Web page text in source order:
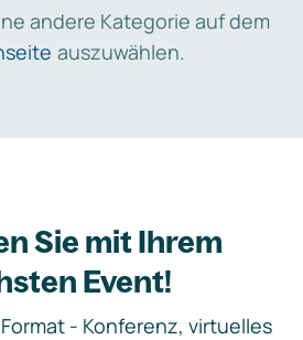
andere Kategorie auf dem
auszuwählen.
Sie mit Ihrem
Event!
- Konferenz, virtuelles